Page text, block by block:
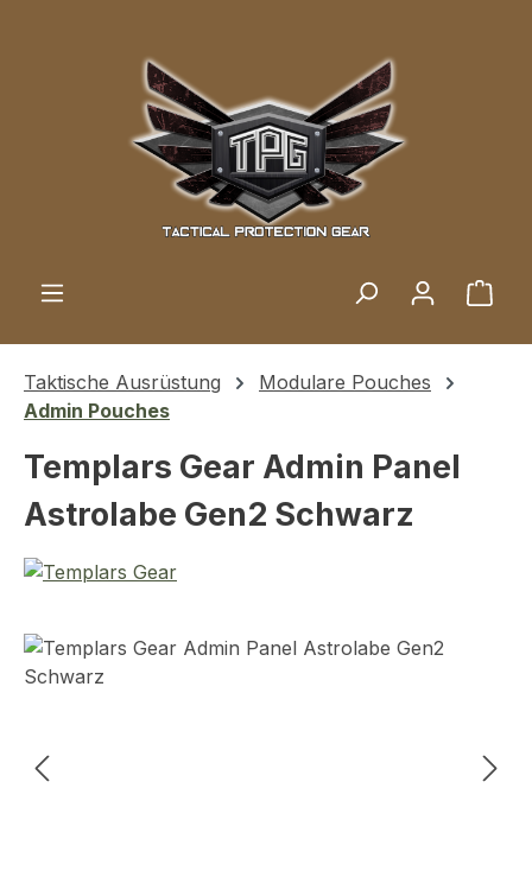
Taktische Ausrüstung
Modulare Pouches
Admin Pouches
Templars Gear Admin Panel
Astrolabe Gen2 Schwarz
Bildergalerie überspringen